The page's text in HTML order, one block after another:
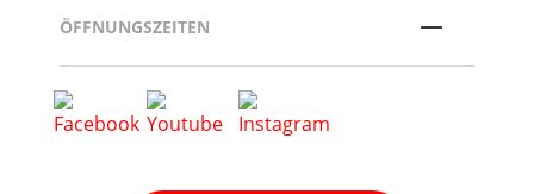
ÖFFNUNGSZEITEN